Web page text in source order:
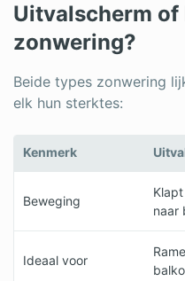
Uitvalscherm
zonwering?
Beide types zonwering
elk hun sterktes:
Kenmerk
Beweging
naar
Ideaal voor